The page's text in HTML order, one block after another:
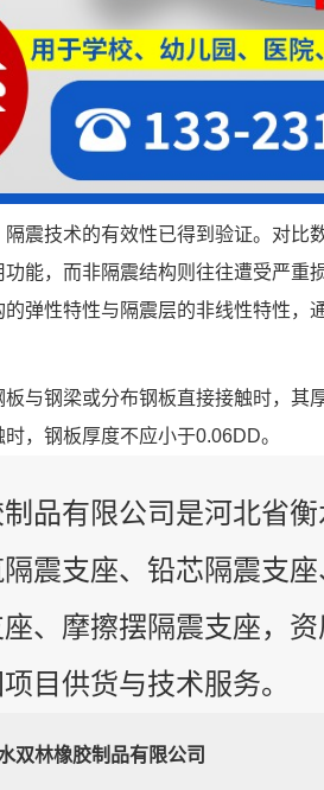
隔震技术的有效性已得到验证。对比
能，而非隔震结构则往往遭受严重
弹性特性与隔震层的非线性特性，
板与钢梁或分布钢板直接接触时，其
，钢板厚度不应小于0.06DD。
品有限公司是河北省
震支座、铅芯隔震支
、摩擦摆隔震支座，
目供货与技术服务。
双林橡胶制品有限公司